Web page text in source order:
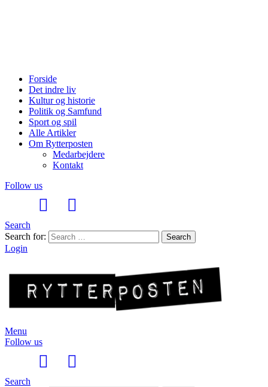
Forside
Det indre liv
Kultur og historie
Politik og Samfund
Sport og spil
Alle Artikler
Om Rytterposten
Medarbejdere
Kontakt
Follow us
Search
Search for:
Search
Login
Menu
Follow us
Search